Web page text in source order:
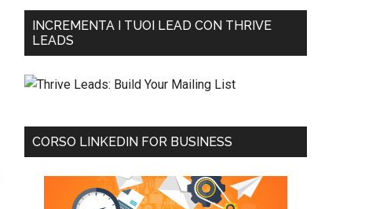
INCREMENTA I TUOI LEAD CON THRIVE
LEADS
CORSO LINKEDIN FOR BUSINESS